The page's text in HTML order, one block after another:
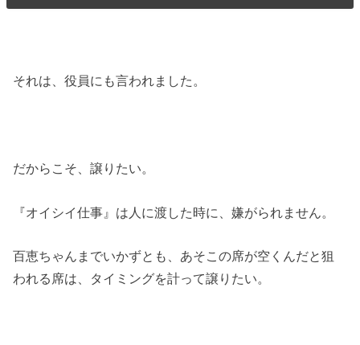
それは、役員にも言われました。
だからこそ、譲りたい。
『オイシイ仕事』は人に渡した時に、嫌がられません。
百恵ちゃんまでいかずとも、あそこの席が空くんだと狙
われる席は、タイミングを計って譲りたい。